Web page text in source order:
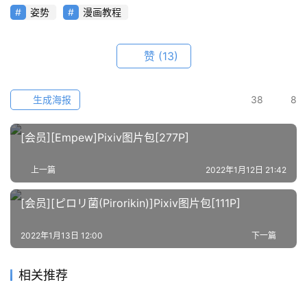
线
会
源
开
素
例
姿势 漫画教程
赞 (13)
38 8
生成海报
[会员][Empew]Pixiv图片包[277P]
上一篇 2022年1月12日 21:42
[会员][ピロリ菌(Pirorikin)]Pixiv图片包[111P]
下一篇
2022年1月13日 12:00
相关推荐